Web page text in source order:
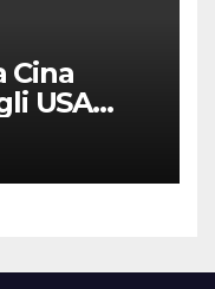
Cina
USA
qualità